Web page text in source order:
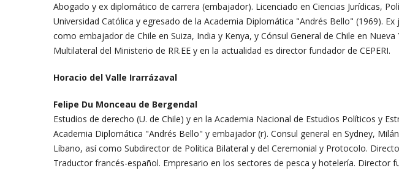
Abogado y ex diplomático de carrera (embajador). Licenciado en Ciencias Jurídicas,
Universidad Católica y egresado de la Academia Diplomática "Andrés Bello" (1969).
como embajador de Chile en Suiza, India y Kenya, y Cónsul General de Chile en
Multilateral del Ministerio de RR.EE y en la actualidad es director fundador de CEPERI.
Horacio del Valle Irarrázaval
Felipe Du Monceau de Bergendal
Estudios de derecho (U. de Chile) y en la Academia Nacional de Estudios Políticos y
Academia Diplomática "Andrés Bello" y embajador (r). Consul general en Sydney,
Líbano, así como Subdirector de Política Bilateral y del Ceremonial y Protocolo.
Traductor francés-español. Empresario en los sectores de pesca y hotelería. Director